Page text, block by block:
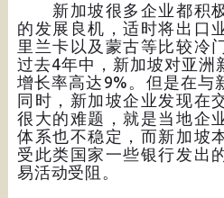
新加坡很多企业都积极
的发展良机，适时将出口
里兰卡以及蒙古等比较冷
过去4年中，新加坡对亚洲
增长率高达9%。但是在与
同时，新加坡企业发现在
很大的难题，就是当地企
体系也不稳定，而新加坡
受此类国家一些银行发出
易活动受阻。